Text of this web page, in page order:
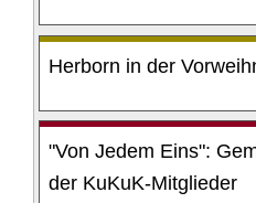
Herborn in der
"Von Jedem Eins":
der KuKuK-Mitglieder